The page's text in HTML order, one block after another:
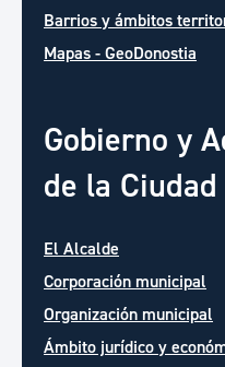
Barrios y ámbitos
Mapas - GeoDonostia
Gobierno y
de la Ciudad
El Alcalde
Corporación municipal
Organización municipal
Ámbito jurídico y